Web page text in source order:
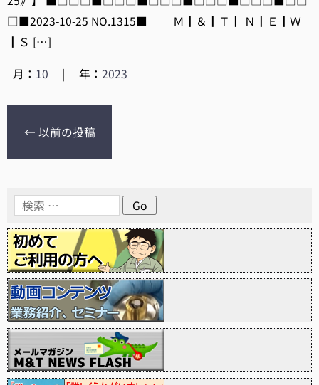
□■2023-10-25 NO.1315■ Ｍ┃＆┃Ｔ┃ Ｎ┃Ｅ┃Ｗ
┃Ｓ […]
月： 10 | 年：2023
← 以前の投稿